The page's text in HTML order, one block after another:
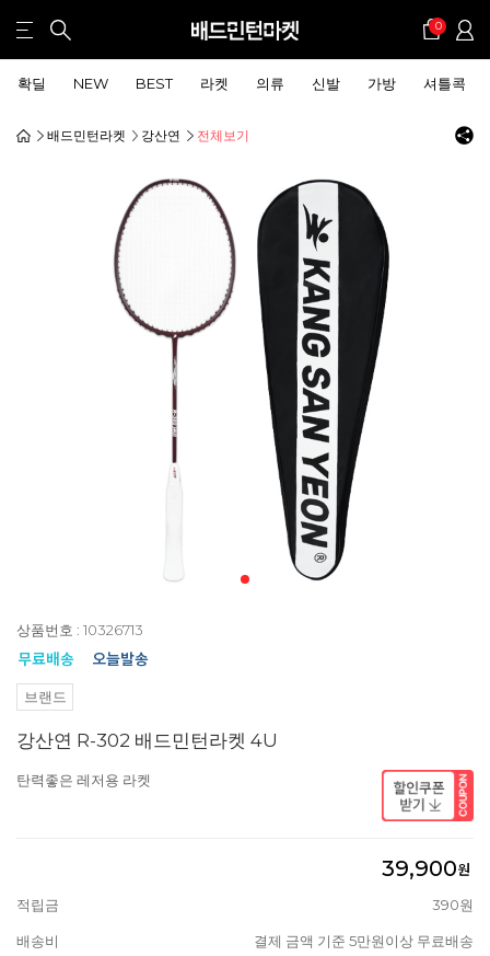
0
확딜 NEW BEST 라켓 의류 신발 가방 셔틀콕
배드민턴라켓 강산연 전체보기
상품번호 : 10326713
브랜드
강산연 R-302 배드민턴라켓 4U
탄력좋은 레저용 라켓
39,900원
적립금
390원
배송비 결제 금액 기준 5만원이상 무료배송